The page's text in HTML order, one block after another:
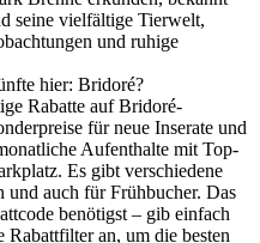
seine vielfältige Tierwelt,
und ruhige
hier: Bridoré?
Rabatte auf Bridoré-
für neue Inserate und
Aufenthalte mit Top-
Es gibt verschiedene
und auch für Frühbucher. Das
benötigst – gib einfach
Rabattfilter an, um die besten